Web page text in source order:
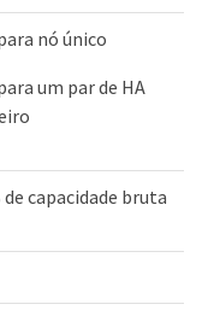
nó único
um par de HA
de capacidade bruta